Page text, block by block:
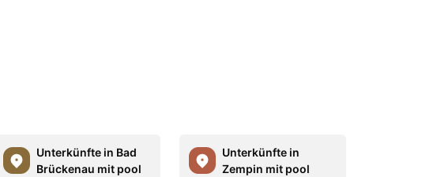
Unterkünfte in Bad
Brückenau mit pool
Unterkünfte in
Zempin mit pool